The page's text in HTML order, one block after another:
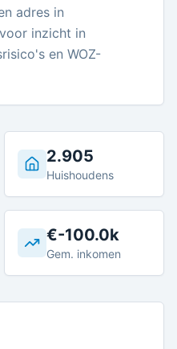
adres in
inzicht in
en WOZ-
2.905
Huishoudens
€-100.0k
Gem. inkomen